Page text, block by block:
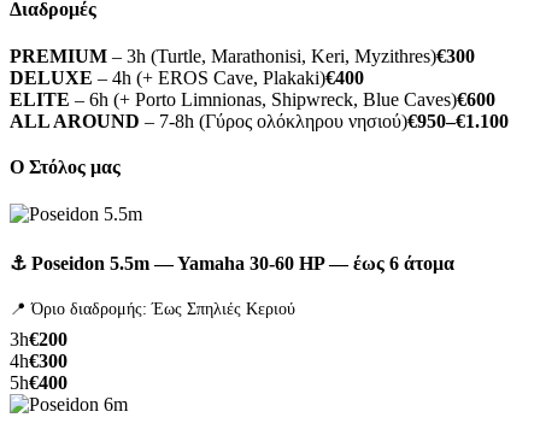
Διαδρομές
PREMIUM – 3h (Turtle, Marathonisi, Keri, Myzithres)€300
DELUXE – 4h (+ EROS Cave, Plakaki)€400
ELITE – 6h (+ Porto Limnionas, Shipwreck, Blue Caves)€600
ALL AROUND – 7-8h (Γύρος ολόκληρου νησιού)€950–€1.100
Ο Στόλος μας
⚓ Poseidon 5.5m — Yamaha 30-60 HP — έως 6 άτομα
📍 Όριο διαδρομής: Έως Σπηλιές Κεριού
3h€200
4h€300
5h€400